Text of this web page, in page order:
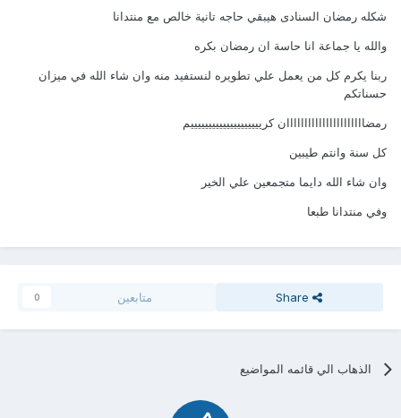
شكله رمضان السنادى هيبقي حاجه تانية خالص مع منتدانا
والله يا جماعة انا حاسة ان رمضان بكره
ربنا يكرم كل من يعمل علي تطويره لنستفيد منه وان شاء الله في ميزان
حسناتكم
رمضاااااااااااااااااااااان كرييييييييييييييييييييم
كل سنة وانتم طيبين
وان شاء الله دايما متجمعين علي الخير
وفي منتدانا طبعا
Share متابعين 0
الذهاب الي قائمه المواضيع